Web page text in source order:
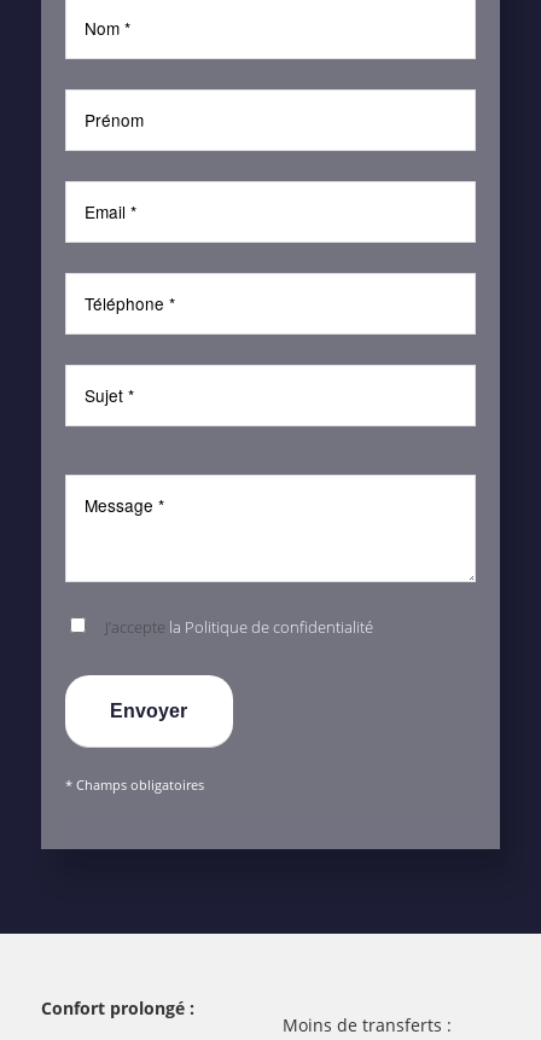
J’accepte la Politique de confidentialité
* Champs obligatoires
Confort prolongé :
Moins de transferts :